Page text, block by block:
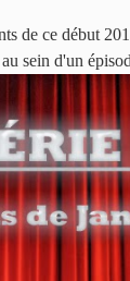
de ce début
sein d'un